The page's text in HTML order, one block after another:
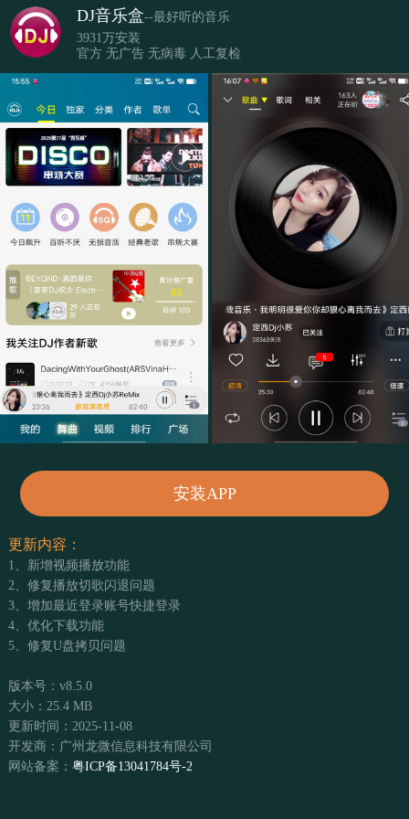
DJ音乐盒--最好听的音乐
3931万安装
官方 无广告 无病毒 人工复检
安装APP
更新内容：
1、新增视频播放功能
2、修复播放切歌闪退问题
3、增加最近登录账号快捷登录
4、优化下载功能
5、修复U盘拷贝问题
版本号：v8.5.0
大小：25.4 MB
更新时间：2025-11-08
开发商：广州龙微信息科技有限公司
网站备案： 粤ICP备13041784号-2